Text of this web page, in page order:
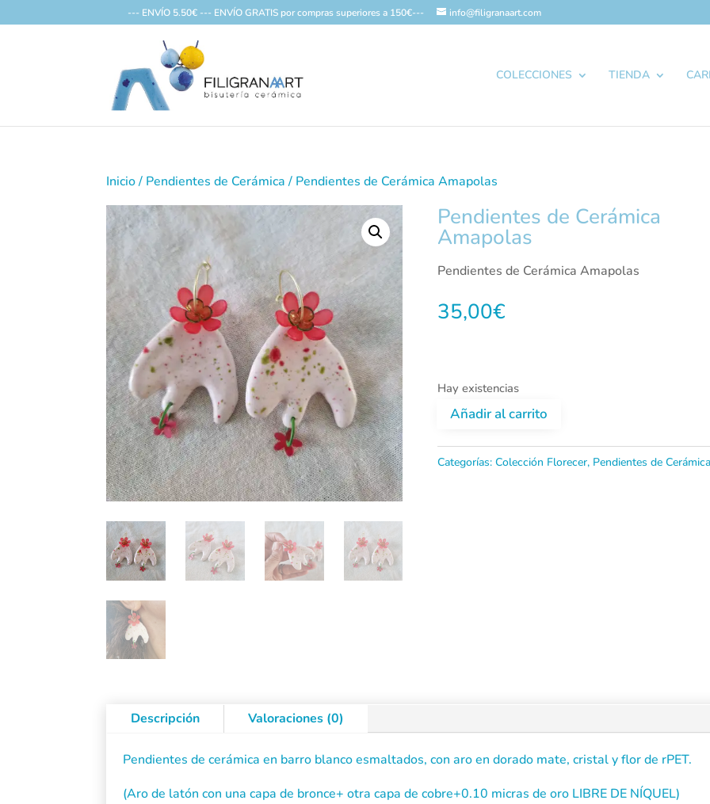
--- ENVÍO 5.50€ --- ENVÍO GRATIS por compras superiores a 150€--- info@filigranaart.com
COLECCIONES TIENDA
Inicio/ Pendientes de Cerámica / Pendientes de Cerámica Amapolas
Pendientes de Cerámica
Amapolas
35,00€
Pendientes de Cerámica Amapolas
Hay existencias
de
Añadir al carrito
Categorías: Colección Florecer, Pendientes de Cerámica
Descripción Valoraciones (0)
Pendientes de cerámica en barro blanco esmaltados, con aro en dorado mate, cristal y flor de rPET.
(Aro de latón con una capa de bronce+ otra capa de cobre+0.10 micras de oro LIBRE DE NÍQUEL)